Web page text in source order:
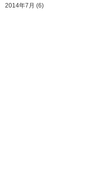
2014年7月 (6)